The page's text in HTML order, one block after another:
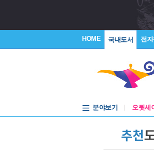
HOME 국내도서 전자
분야보기 오뒷세
추천